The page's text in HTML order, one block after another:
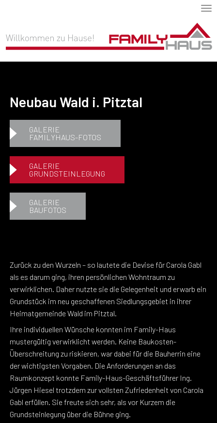
Neubau Wald i. Pitztal
GALERIE
FAMILYHAUS-FOTOS
GALERIE
GRUNDSTEINLEGUNG
GALERIE
BAUFOTOS
Zurück zu den Wurzeln – so lautete die Devise für Carola Gabl
als es darum ging, ihren persönlichen Wohntraum zu
verwirklichen. Daher nutzte sie die Gelegenheit und erwarb ein
Grundstück im neu geschaffenen Siedlungsgebiet in ihrer
Heimatgemeinde Wald im Pitztal.
Ihre individuellen Wünsche konnten im Family-Haus
mustergültig verwirklicht werden. Keine Baukosten-
Überschreitung zu riskieren, war dabei für die Bauherrin eine
der wichtigsten Vorgaben. Die Anforderungen an das
Raumkonzept konnte Family-Haus-Geschäftsführer Ing.
Jürgen Hiesel trotzdem zur vollsten Zufriedenheit von Carola
Gabl erfüllen. Sie freute sich sehr, als vor Kurzem die
Grundsteinlegung über die Bühne ging.